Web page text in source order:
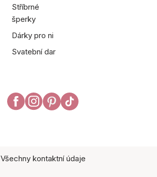
Stříbrné
šperky
Dárky pro ni
Svatební dar
Všechny kontaktní údaje